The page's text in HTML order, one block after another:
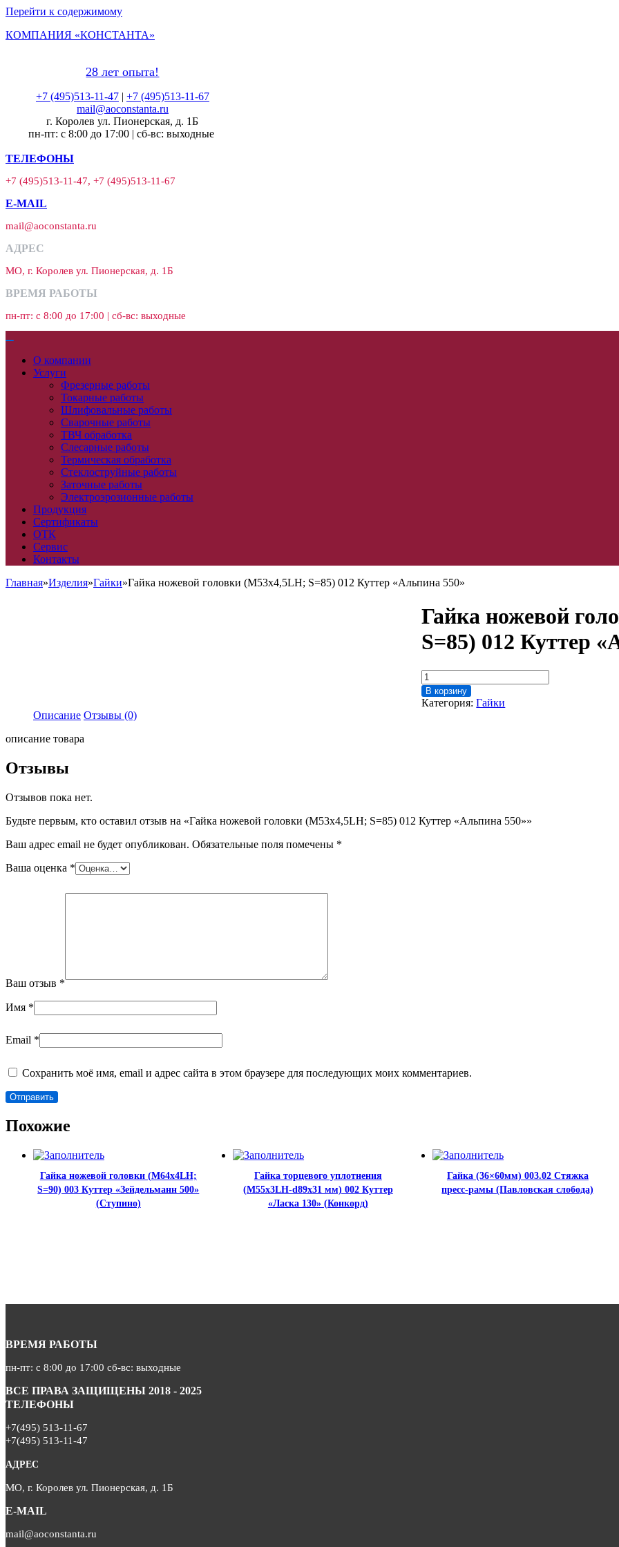
Перейти к содержимому
КОМПАНИЯ «КОНСТАНТА»
28 лет опыта!
+7 (495)513-11-47| +7 (495)513-11-67
mail@aoconstanta.ru
г. Королев ул. Пионерская, д. 1Б
пн-пт: с 8:00 до 17:00 | сб-вс: выходные
ТЕЛЕФОНЫ
+7 (495)513-11-47, +7 (495)513-11-67
E-MAIL
mail@aoconstanta.ru
АДРЕС
МО, г. Королев ул. Пионерская, д. 1Б
ВРЕМЯ РАБОТЫ
пн-пт: с 8:00 до 17:00 | сб-вс: выходные
О компании
Услуги
Фрезерные работы
Токарные работы
Шлифовальные работы
Сварочные работы
ТВЧ обработка
Слесарные работы
Термическая обработка
Стеклоструйные работы
Заточные работы
Электроэрозионные работы
Продукция
Сертификаты
ОТК
Сервис
Контакты
Главная»Изделия»Гайки»Гайка ножевой головки (М53х4,5LH; S=85) 012 Куттер «Альпина 550»
Гайка ножевой
S=85) 012 Куттер
Количество
товара
Гайка
ножевой
В корзину
Категория:Гайки
Описание Отзывы (0)
описание товара
Отзывы
Отзывов пока нет.
Будьте первым, кто оставил отзыв на «Гайка ножевой головки (М53х4,5LH; S=85) 012 Куттер «Альпина 550»»
Ваш адрес email не будет опубликован. Обязательные поля помечены *
Ваша оценка *
Ваш отзыв *
Имя *
Email *
Сохранить моё имя, email и адрес сайта в этом браузере для последующих моих комментариев.
Похожие
Гайка ножевой головки (М64х4LH;
S=90) 003 Куттер «Зейдельманн 500»
(Ступино)
Гайка торцевого уплотнения
(М55х3LH-d89x31 мм) 002 Куттер
«Ласка 130» (Конкорд)
Гайка (36×60мм) 003.02 Стяжка
пресс-рамы (Павловская слобода)
ВРЕМЯ РАБОТЫ
пн-пт: с 8:00 до 17:00 сб-вс: выходные
ВСЕ ПРАВА ЗАЩИЩЕНЫ 2018 - 2025
ТЕЛЕФОНЫ
+7(495) 513-11-67
+7(495) 513-11-47
АДРЕС
МО, г. Королев ул. Пионерская, д. 1Б
E-MAIL
mail@aoconstanta.ru